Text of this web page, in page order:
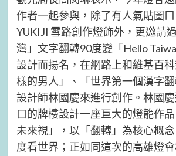
作者一起參與，除了有人氣貼圖
YUKIJI 雪路創作燈飾外，更邀請
灣」文字翻轉90度變「Hello
設計而揚名，在網路上和維基百
樣的男人」、「世界第一個漢字
設計師林國慶來進行創作。林國
口的牌樓設計一座巨大的燈籠作
未來視」，以「翻轉」為核心概
度看世界；正如同這次的高雄燈